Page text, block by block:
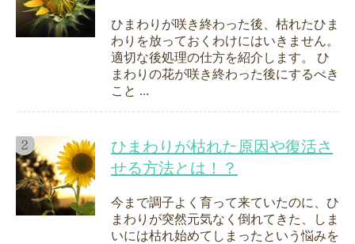
ひまわりが咲き終わった後、枯れたひま
わりを放っておくわけにはいきません。
適切な後処理の仕方を紹介します。 ひ
まわりの花が咲き終わった後にするべき
こと ...
ひまわりが枯れた原因や復活さ
せる方法とは！？
今まで調子よく育って来ていたのに、ひ
まわりが突然元気なく倒れてきた、しま
いには枯れ始めてしまったという悩みを